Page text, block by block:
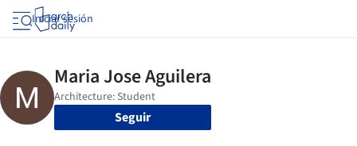
Iniciar sesión
Seguir